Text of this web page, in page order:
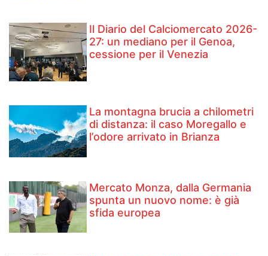
Il Diario del Calciomercato 2026-
27: un mediano per il Genoa,
cessione per il Venezia
La montagna brucia a chilometri
di distanza: il caso Moregallo e
l’odore arrivato in Brianza
Mercato Monza, dalla Germania
spunta un nuovo nome: è già
sfida europea